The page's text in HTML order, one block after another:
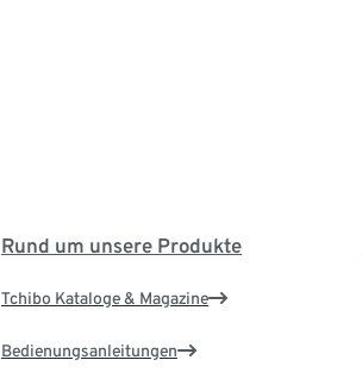
Rund um unsere Produkte
Tchibo Kataloge & Magazine
Bedienungsanleitungen